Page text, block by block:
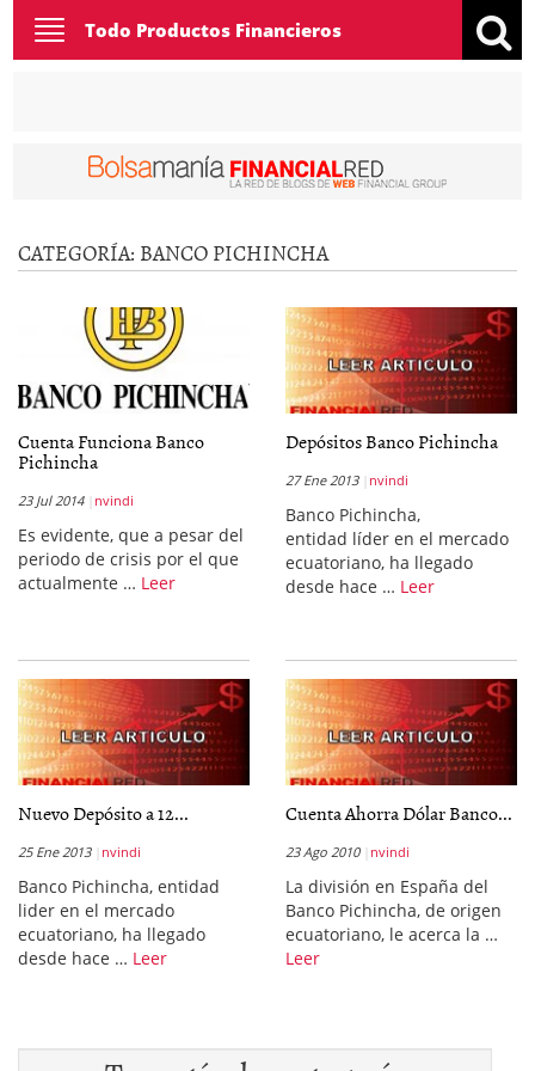
Toggle
navigation
Todo Productos Financieros
CATEGORÍA: BANCO PICHINCHA
Cuenta Funciona Banco
Pichincha
23 Jul 2014 nvindi
Es evidente, que a pesar del
periodo de crisis por el que
actualmente … Leer
Depósitos Banco Pichincha
27 Ene 2013 nvindi
Banco Pichincha,
entidad líder en el mercado
ecuatoriano, ha llegado
desde hace … Leer
Nuevo Depósito a 12...
25 Ene 2013 nvindi
Banco Pichincha, entidad
lider en el mercado
ecuatoriano, ha llegado
desde hace … Leer
Cuenta Ahorra Dólar Banco...
23 Ago 2010 nvindi
La división en España del
Banco Pichincha, de origen
ecuatoriano, le acerca la …
Leer